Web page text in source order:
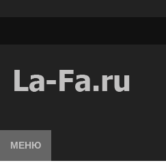
МЕНЮ